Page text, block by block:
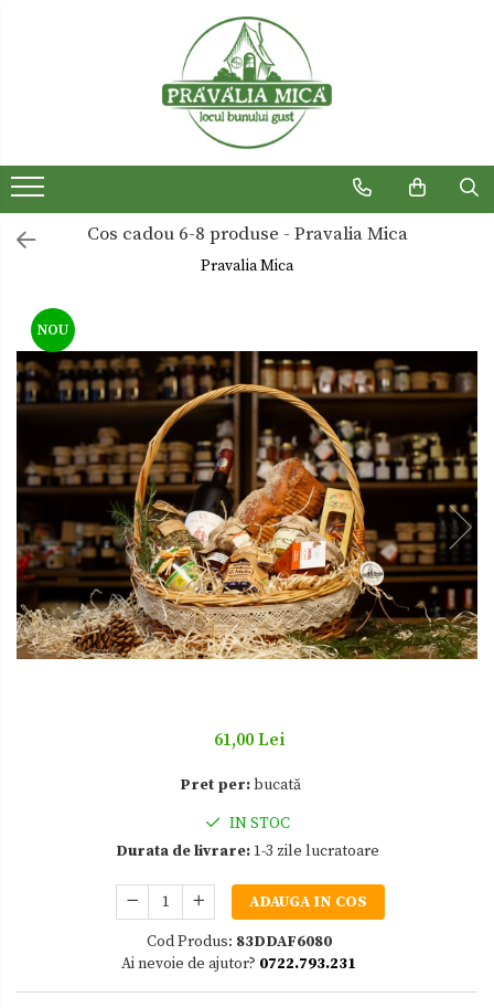
Dulceturi fara zahar
Dulciuri de casa
Otet
Paste
Sirop
Sosuri
Uleiuri
Zacusca
Cos cadou 6-8 produse - Pravalia Mica
Pravalia Mica
NOU
61,00 Lei
Pret per:bucată
IN STOC
Durata de livrare:1-3 zile lucratoare
ADAUGA IN COS
Cod Produs: 83DDAF6080
Ai nevoie de ajutor? 0722.793.231